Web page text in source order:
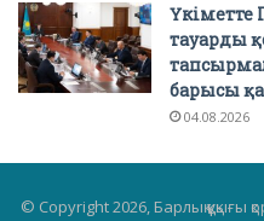
Үкіметте
тауарды
барысы
04.08.2026
© Copyright 2026, Барлық құқығы